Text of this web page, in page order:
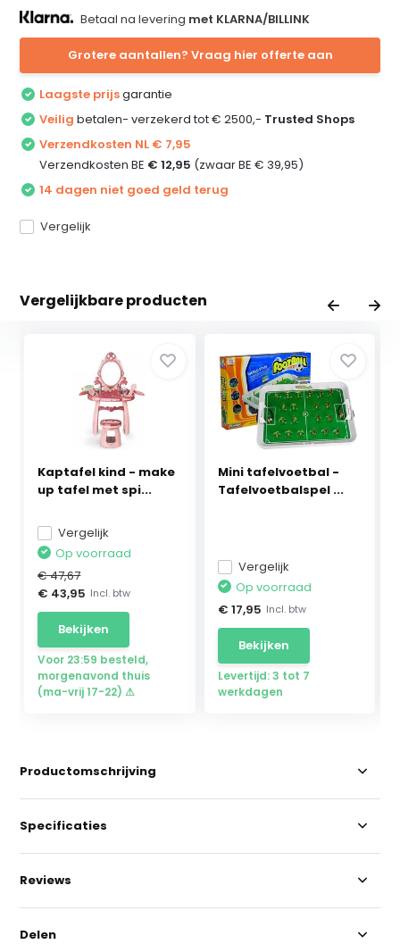
Betaal na levering met KLARNA/BILLINK
Grotere aantallen? Vraag hier offerte aan
Laagste prijsgarantie
Veilig betalen- verzekerd tot € 2500,- Trusted Shops
Verzendkosten NL € 7,95
Verzendkosten BE € 12,95 (zwaar BE € 39,95)
14 dagen niet goed geld terug
Vergelijk
Vergelijkbare producten
Kaptafel kind - make
up tafel met spi...
Vergelijk
Op voorraad
€ 47,67
€ 43,95 Incl. btw
Bekijken
Voor 23:59 besteld,
morgenavond thuis
(ma-vrij 17-22) ⚠
Mini tafelvoetbal -
Tafelvoetbalspel ...
Vergelijk
Op voorraad
€ 17,95 Incl. btw
Bekijken
Levertijd: 3 tot 7
werkdagen
Productomschrijving
Specificaties
Reviews
Delen